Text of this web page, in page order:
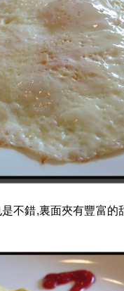
不錯,裏面夾有豐富的